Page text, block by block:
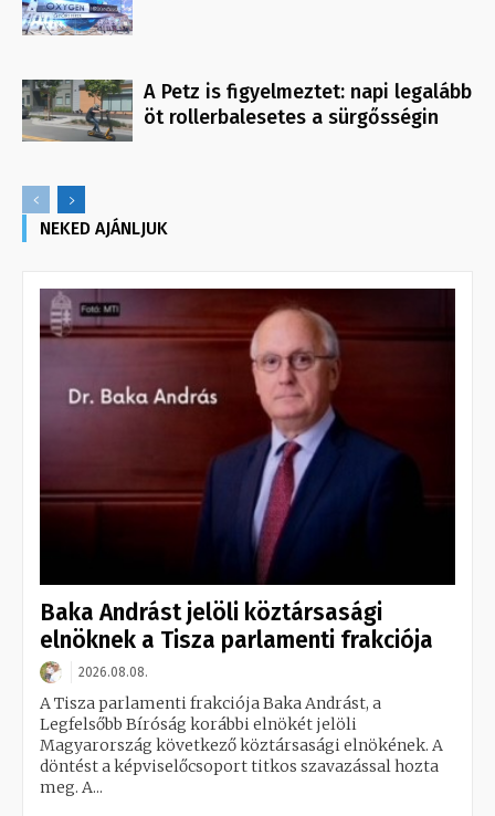
A Petz is figyelmeztet: napi legalább
öt rollerbalesetes a sürgősségin
NEKED AJÁNLJUK
Baka Andrást jelöli köztársasági
elnöknek a Tisza parlamenti frakciója
2026.08.08.
A Tisza parlamenti frakciója Baka Andrást, a
Legfelsőbb Bíróság korábbi elnökét jelöli
Magyarország következő köztársasági elnökének. A
döntést a képviselőcsoport titkos szavazással hozta
meg. A...